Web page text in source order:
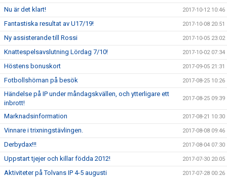
Nu är det klart! 2017-10-12 10:46
Fantastiska resultat av U17/19! 2017-10-08 20:51
Ny assisterande till Rossi 2017-10-05 23:02
Knattespelsavslutning Lördag 7/10! 2017-10-02 07:34
Höstens bonuskort 2017-09-05 21:31
Fotbollshörnan på besök 2017-08-25 10:26
Händelse på IP under måndagskvällen, och ytterligare ett
inbrott!
2017-08-25 09:39
Marknadsinformation 2017-08-21 10:30
Vinnare i trixningstävlingen. 2017-08-08 09:46
Derbydax!!! 2017-08-04 07:30
Uppstart tjejer och killar födda 2012! 2017-07-30 20:05
Aktiviteter på Tolvans IP 4-5 augusti 2017-07-28 00:26